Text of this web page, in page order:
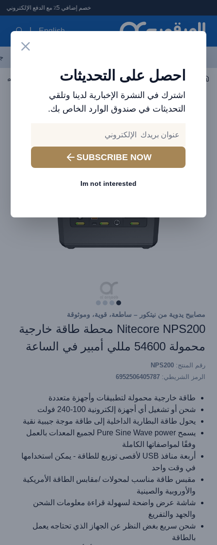
العرقوب - متجر الإلكترونيات في الإمارات
خصم إضافي 5٪ مع الدفع الإلكتروني
English
احصل على التحديثات
اشترك في النشرة الإخبارية لدينا وتلقي
التحديثات في صندوق الوارد الخاص بك.
SUBSCRIBE NOW
Im not interested
حلول الطاقة محطة طاقة محمولة Nitecore NPS200 محطة طاقة خارجية محمولة 54600 مللي أمبير في الساعة
مصابيح يدوية من نيتكور – ساطعة، قوية، وموثوقة
Nitecore NPS200 محطة طاقة خارجية
محمولة 54600 مللي أمبير في الساعة
رقم المنتج: NPS200
الرمز الشريطي: 6952506405787
طاقة خارجية محمولة لتطبيقات وأجهزة متعددة
شحن أو تشغيل أي أجهزة إلكترونية 100-240 فولت
يحول طاقة البطارية الداخلية إلى طاقة موجة جيبية نقية
يسمح Pure Sine Wave power لجميع المعدات بالعمل
وفقًا لمواصفاتها الكاملة
أربعة منافذ USB لأقصى توزيع للطاقة - يمكن استخدامها
في وقت واحد
مقبس طاقة مناسب لمحولات /مقابس الطاقة الأمريكية
والأوروبية والصينية
شاشة عرض واضحة لسهولة قراءة معلومات الشحن
والجهد والتفريغ
شحن سريع بغض النظر عن الجهاز الذي تحتاجه يعمل
بالطاقة